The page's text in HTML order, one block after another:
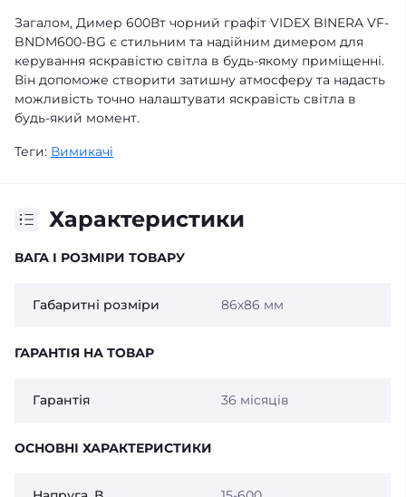
Загалом, Димер 600Вт чорний графіт VIDEX BINERA VF-
BNDM600-BG є стильним та надійним димером для
керування яскравістю світла в будь-якому приміщенні.
Він допоможе створити затишну атмосферу та надасть
можливість точно налаштувати яскравість світла в
будь-який момент.
Теги: Вимикачі
Характеристики
ВАГА І РОЗМІРИ ТОВАРУ
Габаритні розміри 86х86 мм
ГАРАНТІЯ НА ТОВАР
Гарантія 36 місяців
ОСНОВНІ ХАРАКТЕРИСТИКИ